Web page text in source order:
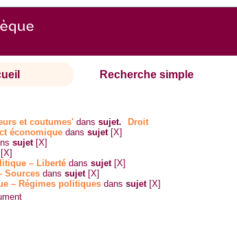
Recherche simple
et coutumes' danssujet.
Droit
économique danssujet [X]
sujet [X]
[X]
– Liberté danssujet [X]
Sources danssujet [X]
– Régimes politiques danssujet [X]